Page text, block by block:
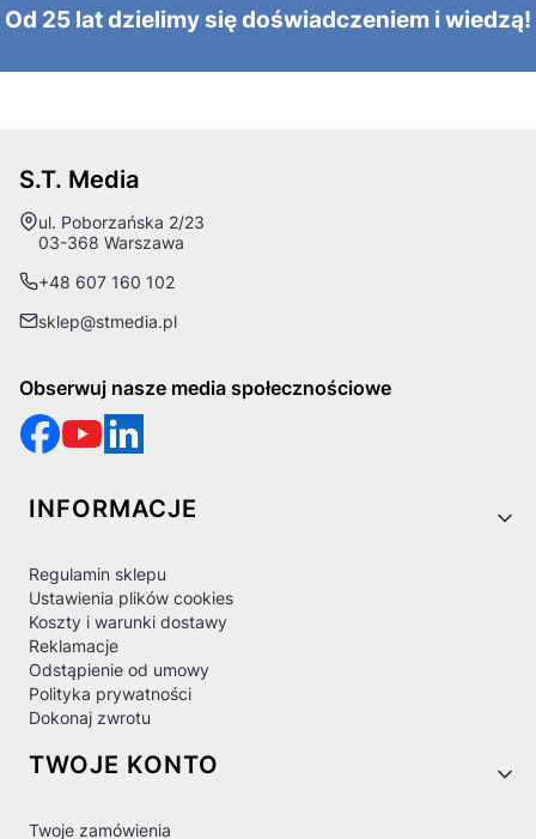
Od 25 lat dzielimy się doświadczeniem i wiedzą!
S.T. Media
Adres:
ul. Poborzańska 2/23
03-368 Warszawa
+48 607 160 102
sklep@stmedia.pl
Obserwuj nasze media społecznościowe
Linki w stopce
INFORMACJE
Regulamin sklepu
Ustawienia plików cookies
Koszty i warunki dostawy
Reklamacje
Odstąpienie od umowy
Polityka prywatności
Dokonaj zwrotu
TWOJE KONTO
Twoje zamówienia